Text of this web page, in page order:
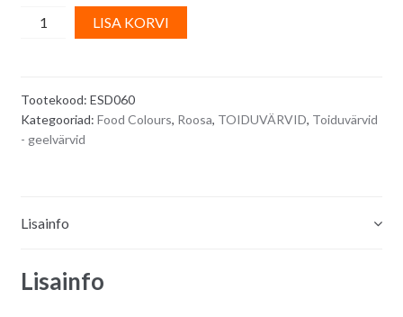
Toiduvärv/
geelvärv
CLEARLY
PINK/
Powergel
g
LISA KORVI
n
Tootekood: ESD060
Kategooriad: Food Colours, Roosa, TOIDUVÄRVID, Toiduvärvid
- geelvärvid
Lisainfo
Lisainfo